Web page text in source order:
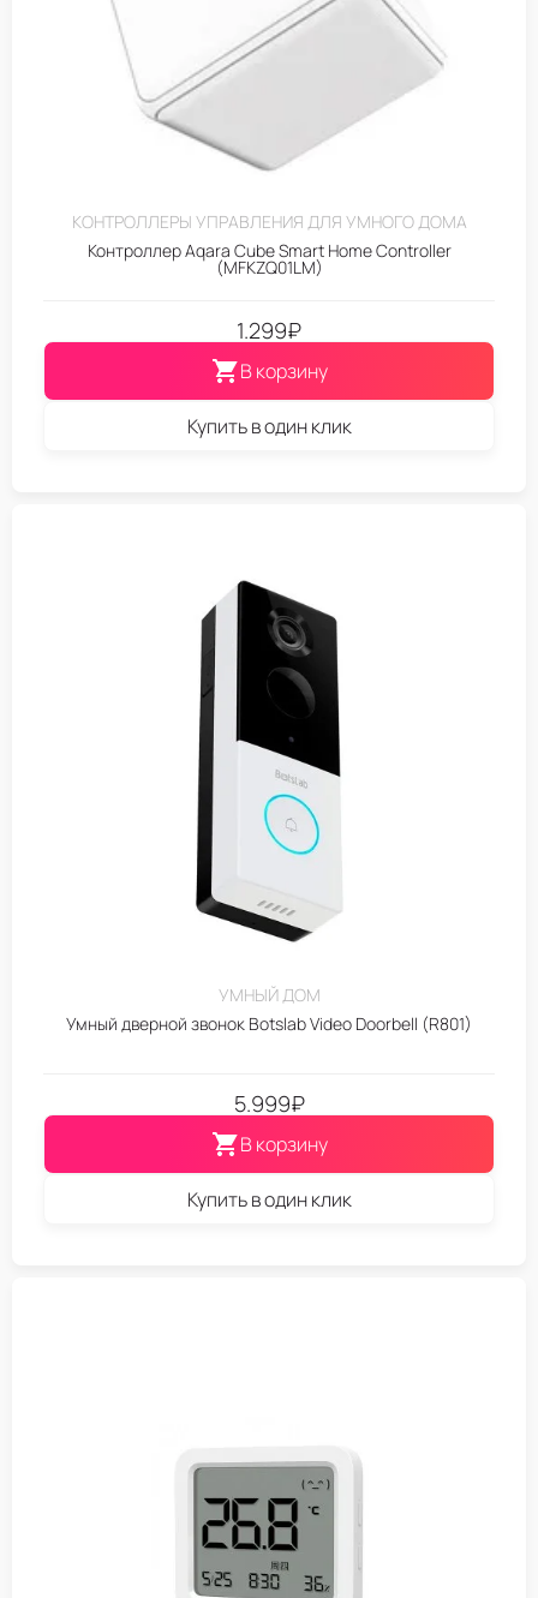
КОНТРОЛЛЕРЫ УПРАВЛЕНИЯ ДЛЯ УМНОГО ДОМА
Контроллер Aqara Cube Smart Home Controller
(MFKZQ01LM)
1.299₽
В корзину
Купить в один клик
УМНЫЙ ДОМ
Умный дверной звонок Botslab Video Doorbell (R801)
5.999₽
В корзину
Купить в один клик